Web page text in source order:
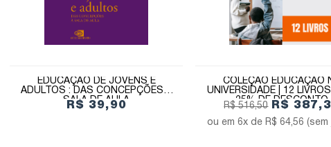
EDUCAÇÃO DE JOVENS E
ADULTOS : DAS CONCEPÇÕES À
SALA DE AULA
R$ 39,90
COLEÇÃO EDUCAÇÃO
UNIVERSIDADE | 12
25% DE DESCONTO
R$ 516,50 R$
6x de R$ 64,56 (sem